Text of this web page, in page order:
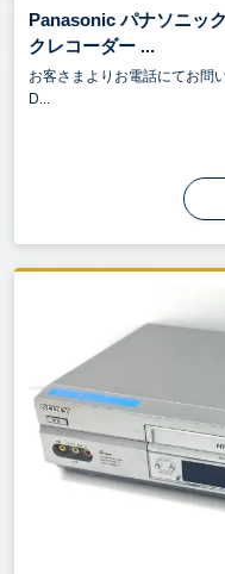
Panasonic パナソニッ
クレコーダー ...
お客さまよりお電話にてお問
D...